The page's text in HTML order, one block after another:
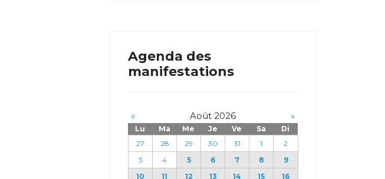
Agenda des
manifestations
« Août 2026 »
Lu Ma Me Je Ve Sa
Di
27
28 29 30 31 1
2
3
4 5 6 7 8
9
10
11 12 13 14 15 16